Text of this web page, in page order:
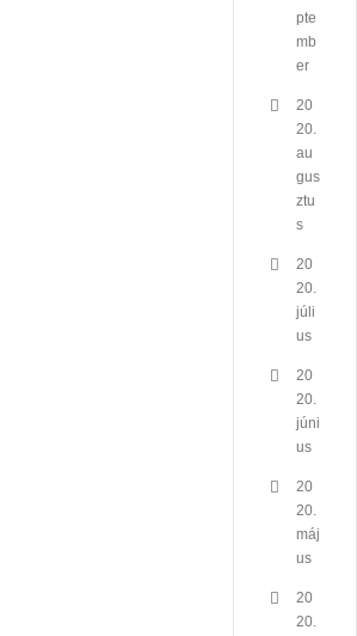
pte
mb
er
20
20.
au
gus
ztu
s
20
20.
júli
us
20
20.
júni
us
20
20.
máj
us
20
20.